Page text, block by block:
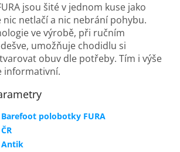
jsou šité v jednom kuse jako
nic netlačí a nic nebrání pohybu.
ve výrobě, při ručním
umožňuje chodidlu si
obuv dle potřeby. Tím i výše
informativní.
Barefoot polobotky FURA
ČR
Antik